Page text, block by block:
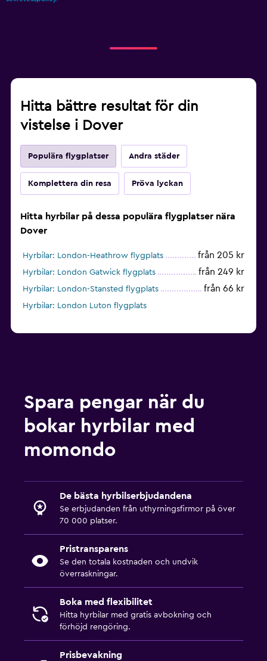
Hitta bättre resultat för din
vistelse i Dover
Populära flygplatser Andra städer
Komplettera din resa Pröva lyckan
Hitta hyrbilar på dessa populära flygplatser nära
Dover
Hyrbilar: London-Heathrow flygplats från 205 kr
Hyrbilar: London Gatwick flygplats från 249 kr
Hyrbilar: London-Stansted flygplats från 66 kr
Hyrbilar: London Luton flygplats
Spara pengar när du
bokar hyrbilar med
momondo
De bästa hyrbilserbjudandena
Se erbjudanden från uthyrningsfirmor på över
70 000 platser.
Pristransparens
Se den totala kostnaden och undvik
överraskningar.
Boka med flexibilitet
Hitta hyrbilar med gratis avbokning och
förhöjd rengöring.
Prisbevakning